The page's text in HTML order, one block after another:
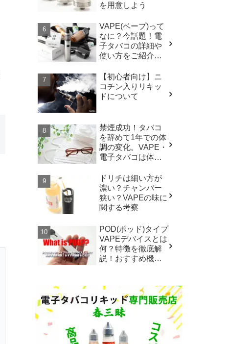
を用意しよう
VAPE(ベープ)って
なに？今話題！電
子タバコの詳細や
使い方をご紹介し
【初心者向け】ニ
コチン入りリキッ
ドについて
禁煙成功！タバコ
を辞めて1年での体
調の変化。VAPE・
電子タバコは体に
ドリチは細い方が
濃い？チャンバー
狭い？VAPEの味に
関する考察
POD(ポッド)タイプ
VAPEデバイスとは
何？特徴を徹底解
説！おすすめ機種